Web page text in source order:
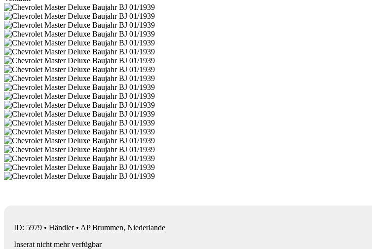
ID: 5979 • Händler • AP Brummen, Niederlande
Inserat nicht mehr verfügbar